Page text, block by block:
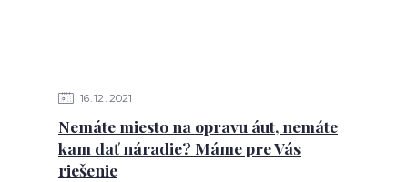
16 12 2021
Nemáte miesto na opravu áut, nemáte
kam dať náradie? Máme pre Vás
riešenie